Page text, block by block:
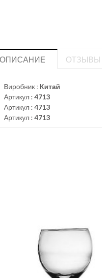
ОПИСАНИЕ ОТЗЫВЫ
Виробник : Китай
Артикул : 4713
Артикул : 4713
Артикул : 4713